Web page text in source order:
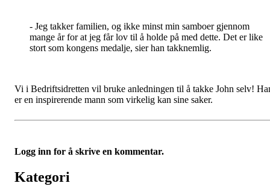
- Jeg takker familien, og ikke minst min samboer gjennom
mange år for at jeg får lov til å holde på med dette. Det er like
stort som kongens medalje, sier han takknemlig.
Vi i Bedriftsidretten vil bruke anledningen til å takke John selv!
er en inspirerende mann som virkelig kan sine saker.
Logg inn for å skrive en kommentar.
Kategori